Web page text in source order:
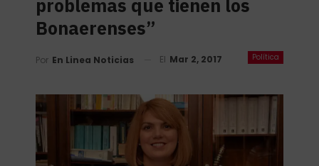
problemas que tienen los
Bonaerenses”
Política
Por En Linea Noticias El Mar 2, 2017